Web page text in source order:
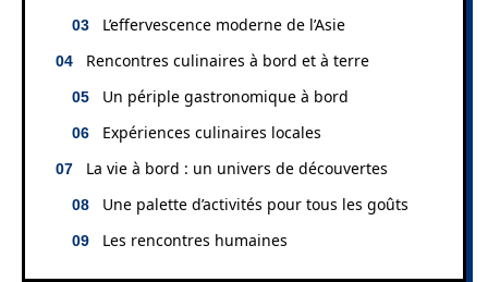
L’effervescence moderne de l’Asie
Rencontres culinaires à bord et à terre
Un périple gastronomique à bord
Expériences culinaires locales
La vie à bord : un univers de découvertes
Une palette d’activités pour tous les goûts
Les rencontres humaines